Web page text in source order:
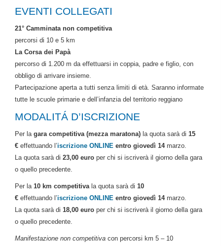
EVENTI COLLEGATI
21° Camminata non competitiva
percorsi di 10 e 5 km
La Corsa dei Papà
percorso di 1.200 m da effettuarsi in coppia, padre e figlio, con
obbligo di arrivare insieme.
Partecipazione aperta a tutti senza limiti di età. Saranno informate
tutte le scuole primarie e dell’infanzia del territorio reggiano
MODALITÁ D’ISCRIZIONE
Per la gara competitiva (mezza maratona) la quota sarà di 15
€ effettuando l’iscrizione ONLINE entro giovedì 14 marzo.
La quota sarà di 23,00 euro per chi si iscriverà il giorno della gara
o quello precedente.
Per la 10 km competitivala quota sarà di 10
€ effettuando l’iscrizione ONLINE entro giovedì 14 marzo.
La quota sarà di 18,00 euro per chi si iscriverà il giorno della gara
o quello precedente.
Manifestazione non competitiva con percorsi km 5 – 10